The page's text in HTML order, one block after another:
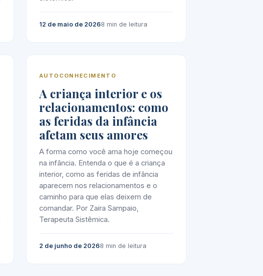
12 de maio de 20268 min de leitura
AUTOCONHECIMENTO
A criança interior e os
relacionamentos: como
as feridas da infância
afetam seus amores
A forma como você ama hoje começou
na infância. Entenda o que é a criança
interior, como as feridas de infância
aparecem nos relacionamentos e o
caminho para que elas deixem de
comandar. Por Zaira Sampaio,
Terapeuta Sistêmica.
2 de junho de 20268 min de leitura